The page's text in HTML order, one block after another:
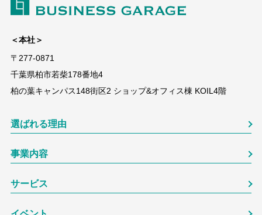
＜本社＞
〒277-0871
千葉県柏市若柴178番地4
柏の葉キャンパス148街区2 ショップ&オフィス棟 KOIL4階
選ばれる理由
事業内容
サービス